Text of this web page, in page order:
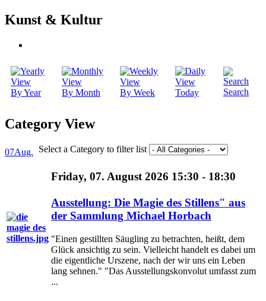
Kunst & Kultur
By Year By Month By Week Today Search
Category View
Select a Category to filter list
07Aug.
Friday, 07. August 2026 15:30 - 18:30
Ausstellung: Die Magie des Stillens" aus
der Sammlung Michael Horbach
"Einen gestillten Säugling zu betrachten, heißt, dem
Glück ansichtig zu sein. Vielleicht handelt es dabei um
die eigentliche Urszene, nach der wir uns ein Leben
lang sehnen." "Das Ausstellungskonvolut umfasst zum
...